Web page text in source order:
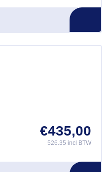
€435,00
526.35 incl BTW